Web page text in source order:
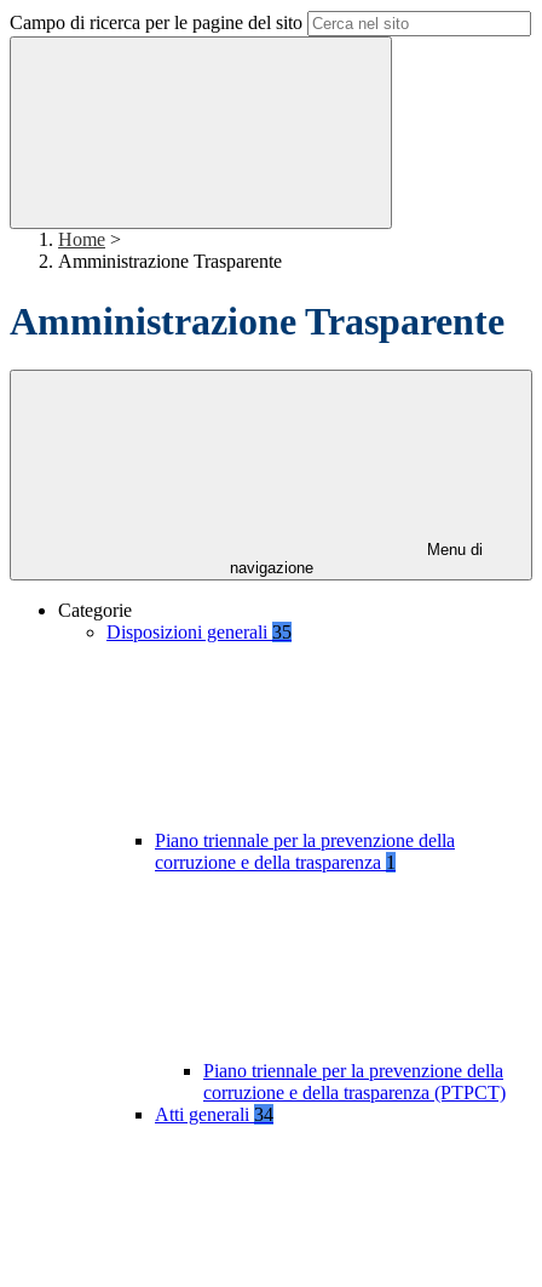
Campo di ricerca per le pagine del sito
Home >
Amministrazione Trasparente
Amministrazione Trasparente
Menu di
navigazione
Categorie
Disposizioni generali 35
Piano triennale per la prevenzione della
corruzione e della trasparenza 1
Piano triennale per la prevenzione della
corruzione e della trasparenza (PTPCT)
Atti generali 34